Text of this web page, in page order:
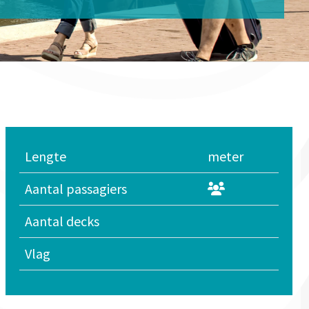
Lengte
meter
Aantal passagiers
Aantal decks
Vlag